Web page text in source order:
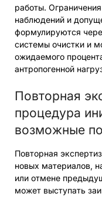
работы.
наблюдений и
формулируются
системы очистки и
ожидаемого
антропогенной
Повторная
процедура
возможные
Повторная
новых материалов,
или отмене
может выступать